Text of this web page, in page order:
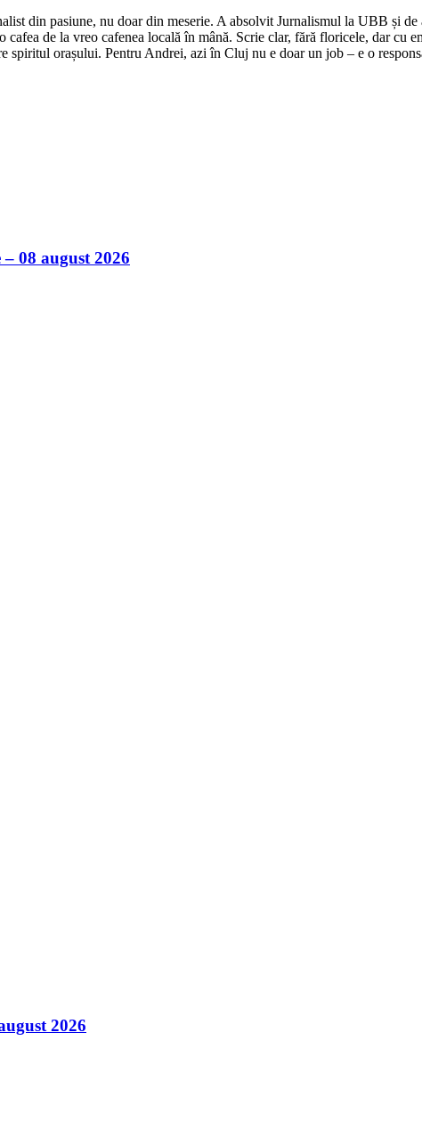
din pasiune, nu doar din meserie. A absolvit Jurnalismul la UBB și
de la vreo cafenea locală în mână. Scrie clar, fără floricele, dar cu
spiritul orașului. Pentru Andrei, azi în Cluj nu e doar un job – e o
08 august 2026
2026